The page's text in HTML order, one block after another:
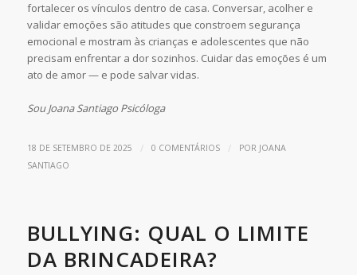
fortalecer os vínculos dentro de casa. Conversar, acolher e
validar emoções são atitudes que constroem segurança
emocional e mostram às crianças e adolescentes que não
precisam enfrentar a dor sozinhos. Cuidar das emoções é um
ato de amor — e pode salvar vidas.
Sou Joana Santiago Psicóloga
18 DE SETEMBRO DE 2025 / 0 COMENTÁRIOS / POR JOANA
SANTIAGO
BULLYING: QUAL O LIMITE
DA BRINCADEIRA?